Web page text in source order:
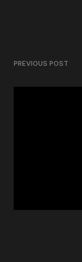
PREVIOUS POST